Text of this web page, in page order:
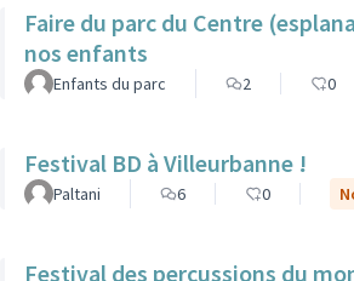
Faire du parc du Centre
nos enfants
Enfants du parc 2 0
Festival BD à Villeurbanne !
Paltani 6 0
Festival des percussions du